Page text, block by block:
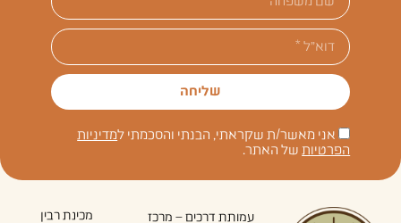
אני מאשר/ת שקראתי, הבנתי והסכמתי למדיניות
הפרטיותשל האתר.
שליחה
עמותת דרכים – מרכז
מכינת רבין